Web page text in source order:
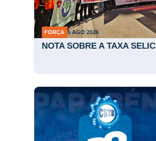
FORÇA 5 AGO 2026
NOTA SOBRE A TAXA SELIC